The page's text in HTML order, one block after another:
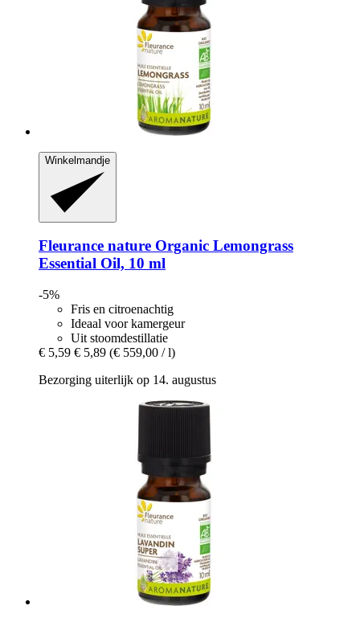
Winkelmandje
Fleurance nature Organic Lemongrass
Essential Oil, 10 ml
-5%
Fris en citroenachtig
Ideaal voor kamergeur
Uit stoomdestillatie
€ 5,59 € 5,89 (€ 559,00 / l)
Bezorging uiterlijk op 14. augustus